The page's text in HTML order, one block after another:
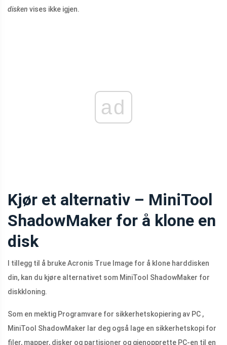
disken vises ikke igjen.
ad
Kjør et alternativ – MiniTool
ShadowMaker for å klone en
disk
I tillegg til å bruke Acronis True Image for å klone harddisken
din, kan du kjøre alternativet som MiniTool ShadowMaker for
diskkloning.
Som en mektig Programvare for sikkerhetskopiering av PC ,
MiniTool ShadowMaker lar deg også lage en sikkerhetskopi for
filer, mapper, disker og partisjoner og gjenopprette PC-en til en